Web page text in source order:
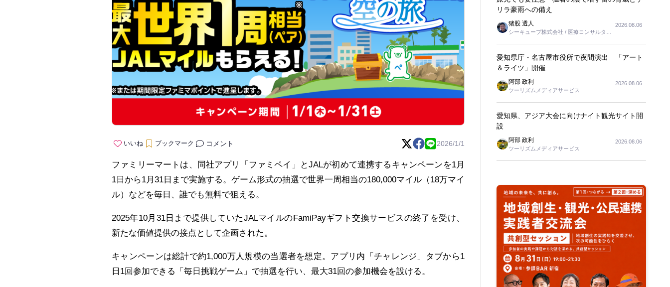
いいね ブックマーク コメント 2026/1/1
ファミリーマートは、同社アプリ「ファミペイ」とJALが初めて連携するキャンペーンを1月
1日から1月31日まで実施する。ゲーム形式の抽選で世界一周相当の180,000マイル（18万マイ
ル）などを毎日、誰でも無料で狙える。
2025年10月31日まで提供していたJALマイルのFamiPayギフト交換サービスの終了を受け、
新たな価値提供の接点として企画された。
キャンペーンは総計で約1,000万人規模の当選者を想定。アプリ内「チャレンジ」タブから1
日1回参加できる「毎日挑戦ゲーム」で抽選を行い、最大31回の参加機会を設ける。
リラ豪雨への備え
猪股 透人
シーキューブ株式会社 / 医療コンサルタン
2026.08.06
愛知県庁・名古屋市役所で夜間演出 「アート
＆ライツ」開催
阿部 政利
ツーリズムメディアサービス
2026.08.06
愛知県、アジア大会に向けナイト観光サイト開
設
阿部 政利
ツーリズムメディアサービス
2026.08.06